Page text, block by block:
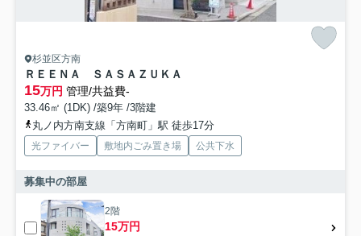
杉並区方南
ＲＥＥＮＡ ＳＡＳＡＺＵＫＡ
15万円 管理/共益費-
33.46㎡ (1DK) /築9年 /3階建
丸ノ内方南支線「方南町」駅 徒歩17分
光ファイバー 敷地内ごみ置き場 公共下水
募集中の部屋
2階
15万円